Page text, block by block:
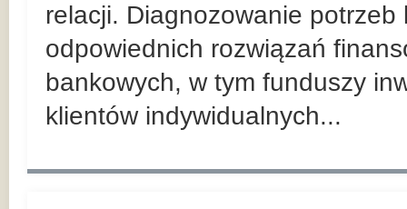
relacji. Diagnozowanie
odpowiednich rozwiązań
bankowych, w tym funduszy
klientów indywidualnych...